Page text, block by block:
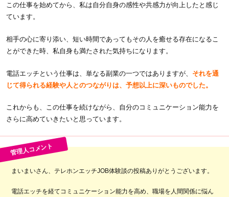
この仕事を始めてから、私は自分自身の感性や共感力が向上したと感じ
ています。
相手の心に寄り添い、短い時間であってもその人を癒せる存在になるこ
とができた時、私自身も満たされた気持ちになります。
電話エッチという仕事は、単なる副業の一つではありますが、 それを通
じて得られる経験や人とのつながりは、予想以上に深いものでした。
これからも、この仕事を続けながら、自分のコミュニケーション能力を
さらに高めていきたいと思っています。
まいまいさん、テレホンエッチJOB体験談の投稿ありがとうございます。
電話エッチを経てコミュニケーション能力を高め、職場を人間関係に悩ん